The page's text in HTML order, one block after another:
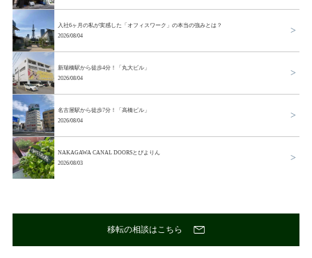
入社6ヶ月の私が実感した「オフィスワーク」の本当の強みとは？
2026/08/04
新瑞橋駅から徒歩4分！「丸大ビル」
2026/08/04
名古屋駅から徒歩7分！「高橋ビル」
2026/08/04
NAKAGAWA CANAL DOORSとぴよりん
2026/08/03
移転の相談はこちら